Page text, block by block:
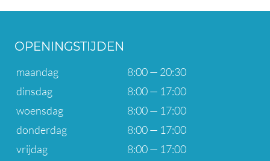
OPENINGSTIJDEN
maandag
8:00 — 20:30
dinsdag
8:00 — 17:00
woensdag
8:00 — 17:00
donderdag
8:00 — 17:00
vrijdag
8:00 — 17:00